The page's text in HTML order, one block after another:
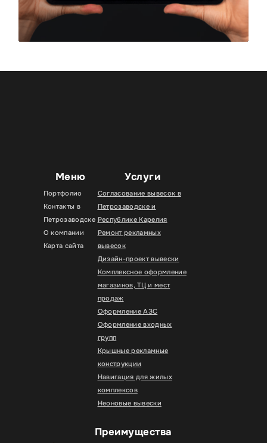
Меню
Портфолио
Контакты в
Петрозаводске
О компании
Карта сайта
Услуги
Согласование вывесок в
Петрозаводске и
Республике Карелия
Ремонт рекламных
вывесок
Дизайн-проект вывески
Комплексное оформление
магазинов, ТЦ и мест
продаж
Оформление АЗС
Оформление входных
групп
Крышные рекламные
конструкции
Навигация для жилых
комплексов
Неоновые вывески
Преимущества